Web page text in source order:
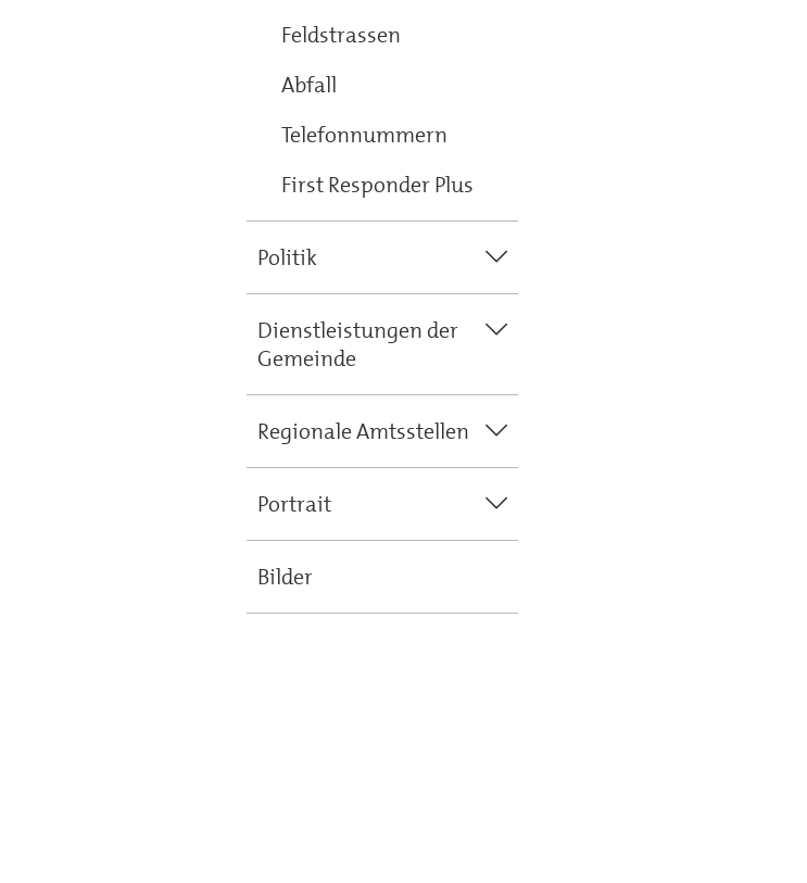
Feldstrassen
Abfall
Telefonnummern
First Responder Plus
Politik
Dienstleistungen der
Gemeinde
Regionale Amtsstellen
Portrait
Bilder